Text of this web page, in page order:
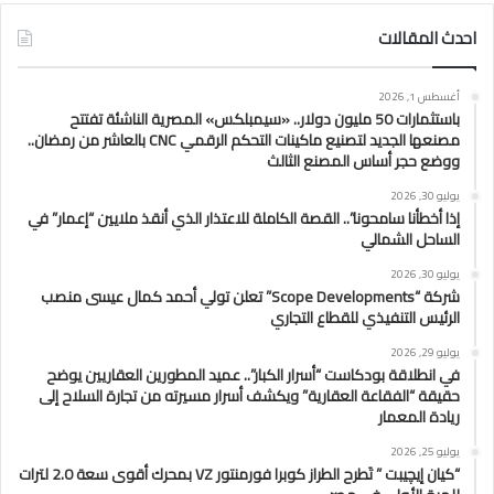
احدث المقالات
أغسطس 1, 2026
باستثمارات 50 مليون دولار.. «سيمبلكس» المصرية الناشئة تفتتح
مصنعها الجديد لتصنيع ماكينات التحكم الرقمي CNC بالعاشر من رمضان..
ووضع حجر أساس المصنع الثالث
يوليو 30, 2026
إذا أخطأنا سامحونا”.. القصة الكاملة للاعتذار الذي أنقذ ملايين “إعمار” في
الساحل الشمالي
يوليو 30, 2026
شركة “Scope Developments” تعلن تولي أحمد كمال عيسى منصب
الرئيس التنفيذي للقطاع التجاري
يوليو 29, 2026
في انطلاقة بودكاست “أسرار الكبار”.. عميد المطورين العقاريين يوضح
حقيقة “الفقاعة العقارية” ويكشف أسرار مسيرته من تجارة السلاح إلى
ريادة المعمار
يوليو 25, 2026
“كيان إيچيبت ” تَطرح الطراز كوبرا فورمنتور VZ بمحرك أقوى سعة 2.0 لترات